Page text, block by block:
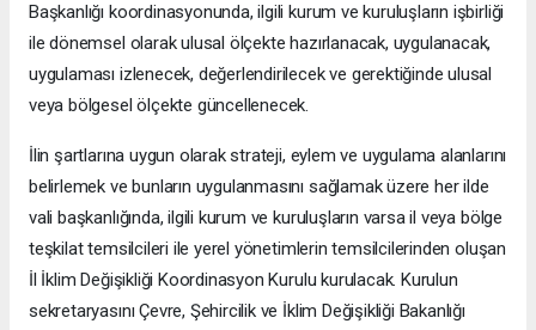
Başkanlığı koordinasyonunda, ilgili kurum ve kuruluşların işbirliği
ile dönemsel olarak ulusal ölçekte hazırlanacak, uygulanacak,
uygulaması izlenecek, değerlendirilecek ve gerektiğinde ulusal
veya bölgesel ölçekte güncellenecek.
İlin şartlarına uygun olarak strateji, eylem ve uygulama alanlarını
belirlemek ve bunların uygulanmasını sağlamak üzere her ilde
vali başkanlığında, ilgili kurum ve kuruluşların varsa il veya bölge
teşkilat temsilcileri ile yerel yönetimlerin temsilcilerinden oluşan
İl İklim Değişikliği Koordinasyon Kurulu kurulacak. Kurulun
sekretaryasını Çevre, Şehircilik ve İklim Değişikliği Bakanlığı